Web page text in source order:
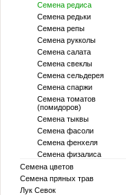
Семена редиса
Семена редьки
Семена репы
Семена рукколы
Семена салата
Семена свеклы
Семена сельдерея
Семена спаржи
Семена томатов
(помидоров)
Семена тыквы
Семена фасоли
Семена фенхеля
Семена физалиса
Семена цветов
Семена пряных трав
Лук Севок